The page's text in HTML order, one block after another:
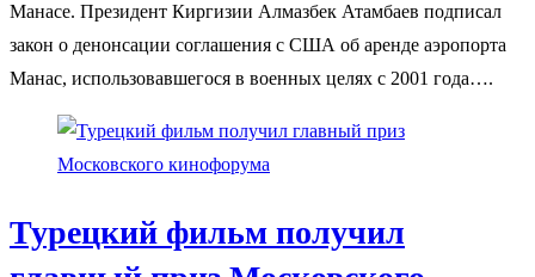
Манасе. Президент Киргизии Алмазбек Атамбаев подписал
закон о денонсации соглашения с США об аренде аэропорта
Манас, использовавшегося в военных целях с 2001 года….
Турецкий фильм получил